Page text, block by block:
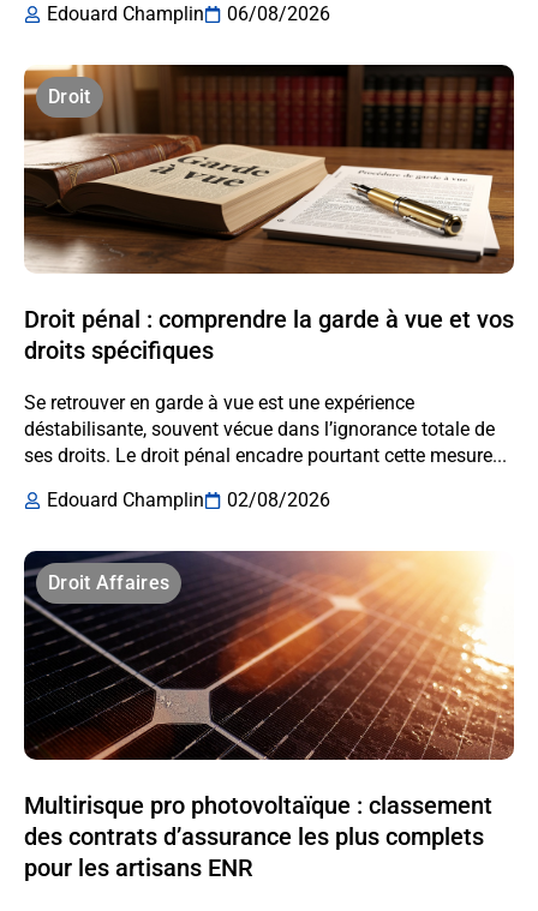
Edouard Champlin
06/08/2026
Droit
Droit pénal : comprendre la garde à vue et vos
droits spécifiques
Se retrouver en garde à vue est une expérience
déstabilisante, souvent vécue dans l’ignorance totale de
ses droits. Le droit pénal encadre pourtant cette mesure...
Edouard Champlin
02/08/2026
Droit Affaires
Multirisque pro photovoltaïque : classement
des contrats d’assurance les plus complets
pour les artisans ENR